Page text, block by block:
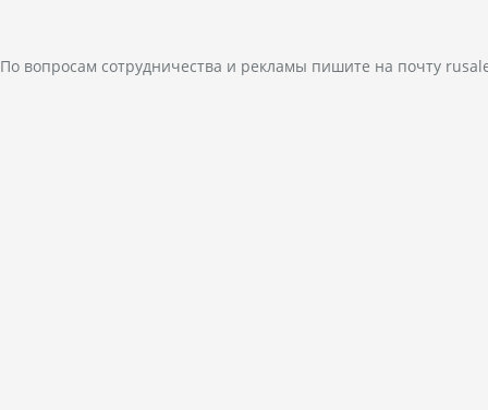
По вопросам сотрудничества и рекламы пишите на почту